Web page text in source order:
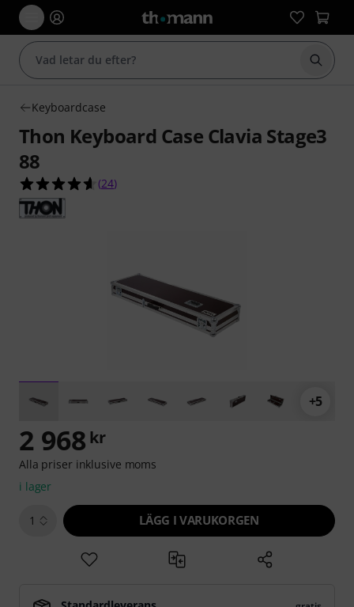
Börja
Keyboardcase
Thon Keyboard Case Clavia Stage3
88
4.6 av 5 stjärnor från 24 kundbetyg
(24)
+5
2 968 kr
Alla priser inklusive moms
i lager
1 LÄGG I VARUKORGEN